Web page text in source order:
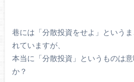
巷には「分散投資をせよ」という
れていますが、
本当に「分散投資」というものは
か？